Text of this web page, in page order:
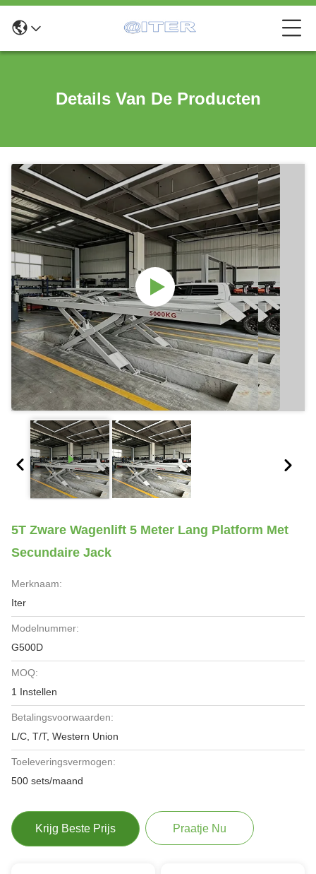
Details Van De Producten
5T Zware Wagenlift 5 Meter Lang Platform Met
Secundaire Jack
Merknaam:
Iter
Modelnummer:
G500D
MOQ:
1 Instellen
Betalingsvoorwaarden:
L/C, T/T, Western Union
Toeleveringsvermogen:
500 sets/maand
Krijg Beste Prijs Praatje Nu